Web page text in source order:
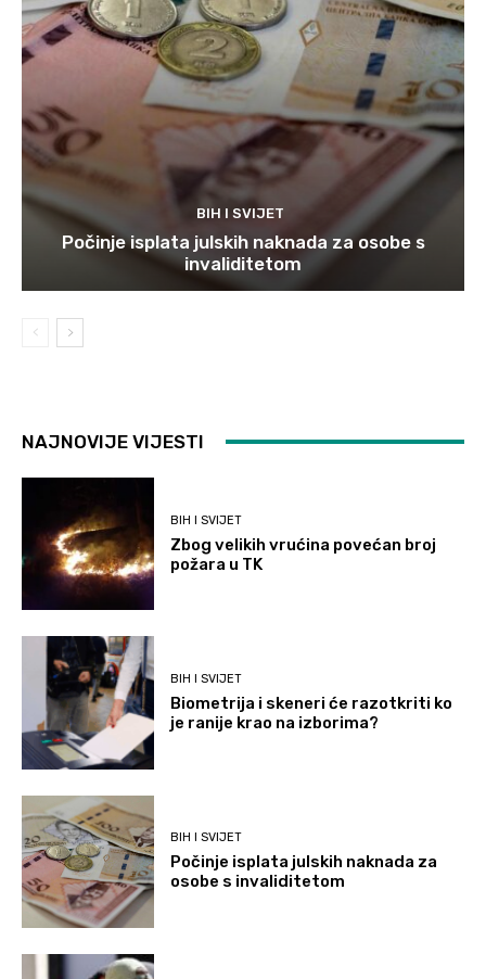
BIH I SVIJET
Počinje isplata julskih naknada za osobe s
invaliditetom
NAJNOVIJE VIJESTI
BIH I SVIJET
Zbog velikih vrućina povećan broj
požara u TK
BIH I SVIJET
Biometrija i skeneri će razotkriti ko
je ranije krao na izborima?
BIH I SVIJET
Počinje isplata julskih naknada za
osobe s invaliditetom